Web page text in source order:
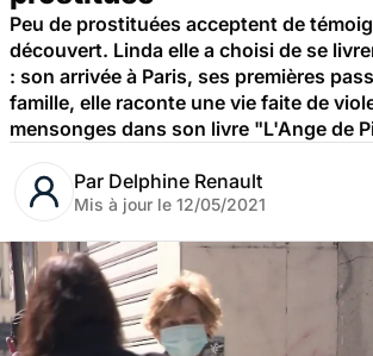
Peu de prostituées acceptent de
découvert. Linda elle a choisi de se
: son arrivée à Paris, ses premières
famille, elle raconte une vie faite de
mensonges dans son livre "L'Ange de
Par Delphine Renault
Mis à jour le 12/05/2021